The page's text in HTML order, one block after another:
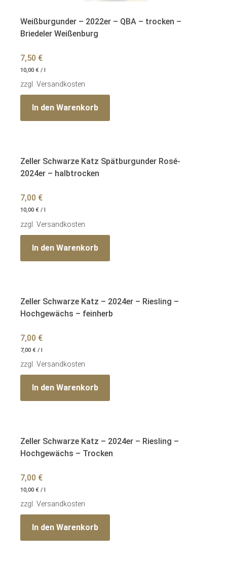
Weißburgunder – 2022er – QBA – trocken –
Briedeler Weißenburg
7,50 €
10,00 € /
zzgl. Versandkosten
In den Warenkorb
Zeller Schwarze Katz Spätburgunder Rosé-
2024er – halbtrocken
7,00 €
10,00 € /
zzgl. Versandkosten
In den Warenkorb
Zeller Schwarze Katz – 2024er – Riesling –
Hochgewächs – feinherb
7,00 €
7,00 € / l
zzgl. Versandkosten
In den Warenkorb
Zeller Schwarze Katz – 2024er – Riesling –
Hochgewächs – Trocken
7,00 €
10,00 € / l
zzgl. Versandkosten
In den Warenkorb